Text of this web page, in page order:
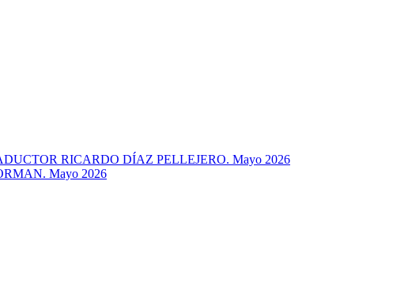
RICARDO DÍAZ PELLEJERO. Mayo 2026
Mayo 2026